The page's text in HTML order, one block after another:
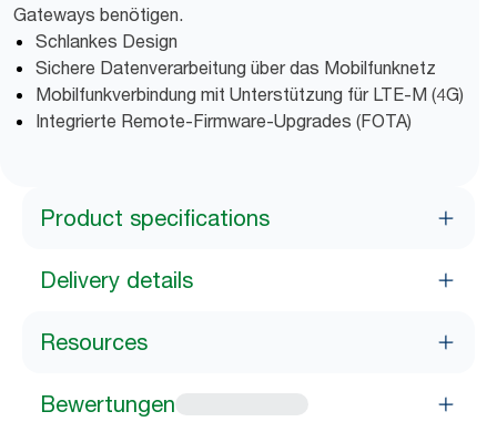
Gateways benötigen.
Schlankes Design
Sichere Datenverarbeitung über das Mobilfunknetz
Mobilfunkverbindung mit Unterstützung für LTE-M (4G)
Integrierte Remote-Firmware-Upgrades (FOTA)
Product specifications
Delivery details
Resources
Bewertungen